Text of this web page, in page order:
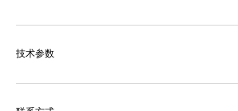
人的奢华美感。
技术参数